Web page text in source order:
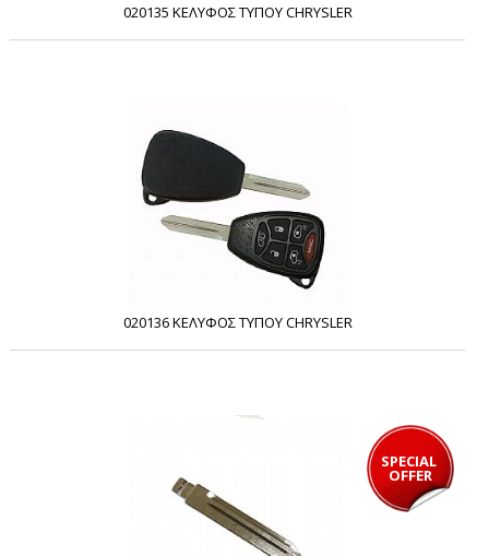
020135 ΚΕΛΥΦΟΣ ΤΥΠΟΥ CHRYSLER
020136 ΚΕΛΥΦΟΣ ΤΥΠΟΥ CHRYSLER
SPECIAL
OFFER